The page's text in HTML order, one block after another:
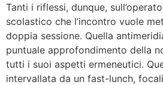
Tanti i riflessi, dunque,
scolastico che l’incontro vuole
doppia sessione. Quella
puntuale approfondimento della
tutti i suoi aspetti ermeneutici.
intervallata da un fast-lunch,